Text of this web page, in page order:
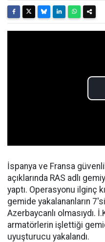
İspanya ve Fransa
açıklarında RAS adlı
yaptı. Operasyonu ilginç
gemide yakalananların
Azerbaycanlı olmasıydı.
armatörlerin işlettiği
uyuşturucu yakalandı.